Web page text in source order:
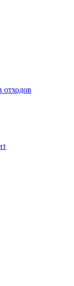
отходов